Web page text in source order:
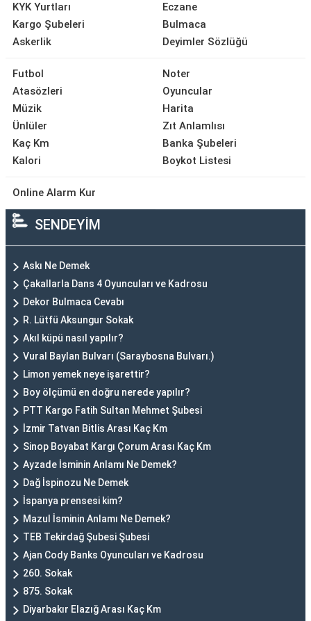
KYK Yurtları
Kargo Şubeleri
Askerlik
Eczane
Bulmaca
Deyimler Sözlüğü
Futbol
Atasözleri
Müzik
Ünlüler
Kaç Km
Kalori
Noter
Oyuncular
Harita
Zıt Anlamlısı
Banka Şubeleri
Boykot Listesi
Online Alarm Kur
SENDEYİM
Askı Ne Demek
Çakallarla Dans 4 Oyuncuları ve Kadrosu
Dekor Bulmaca Cevabı
R. Lütfü Aksungur Sokak
Akıl küpü nasıl yapılır?
Vural Baylan Bulvarı (Saraybosna Bulvarı.)
Limon yemek neye işarettir?
Boy ölçümü en doğru nerede yapılır?
PTT Kargo Fatih Sultan Mehmet Şubesi
İzmir Tatvan Bitlis Arası Kaç Km
Sinop Boyabat Kargı Çorum Arası Kaç Km
Ayzade İsminin Anlamı Ne Demek?
Dağ İspinozu Ne Demek
İspanya prensesi kim?
Mazul İsminin Anlamı Ne Demek?
TEB Tekirdağ Şubesi Şubesi
Ajan Cody Banks Oyuncuları ve Kadrosu
260. Sokak
875. Sokak
Diyarbakır Elazığ Arası Kaç Km